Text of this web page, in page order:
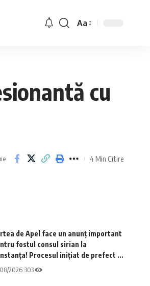
Aa
cu
4 Min Citire
de Apel face un anunț important
fostul consul sirian la
Procesul inițiat de prefect în
cu investiția diplomatului din
2026 303